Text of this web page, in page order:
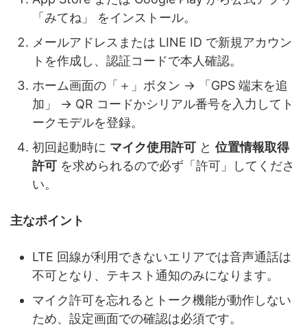
「みてね」 をインストール。
メールアドレスまたは LINE ID で新規アカウン
トを作成し、認証コードで本人確認。
ホーム画面の「＋」ボタン → 「GPS 端末を追
加」 → QR コードかシリアル番号を入力してト
ークモデルを登録。
初回起動時に マイク使用許可 と 位置情報取得
許可 を求められるので必ず「許可」してくださ
い。
主なポイント
LTE 回線が利用できないエリアでは音声通話は
不可となり、テキスト通知のみになります。
マイク許可を忘れるとトーク機能が動作しない
ため、設定画面での確認は必須です。